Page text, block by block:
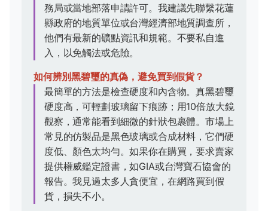
務局或當地部落申請許可。我建議先聯繫花蓮
縣政府的地質單位或台灣經濟部地質調查所，
他們有最新的礦點資訊和規範。不要私自進
入，以免觸法或危險。
如何辨別黑碧璽的真偽，避免買到假貨？
最簡單的方法是檢查硬度和內含物。真黑碧璽
硬度高，可輕劃玻璃留下痕跡；用10倍放大鏡
觀察，通常能看到細微的針狀包裹體。市場上
常見的仿製品是黑色玻璃或合成材料，它們硬
度低、顏色太均勻。如果你在購買，要求賣家
提供權威鑑定證書，如GIA或台灣寶石協會的
報告。我見過太多人貪便宜，在網路買到假
貨，損失不小。